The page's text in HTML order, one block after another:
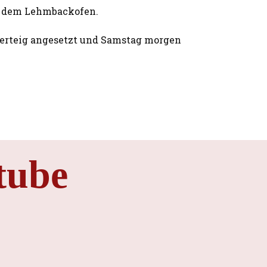
Lehmbackofen.
angesetzt und Samstag morgen